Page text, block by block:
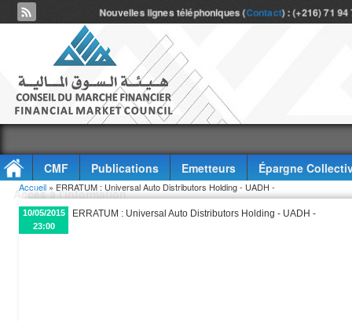
Nouvelles lignes téléphoniques (Contact) : (+216) 71
CMF Publications Emetteurs
Épargne
Accès à l'information
Vous êtes ici
Accueil » ERRATUM : Universal Auto Distributors Holding - UADH -
10/05/2015
23:00
ERRATUM : Universal Auto Distributors Holding - UADH -